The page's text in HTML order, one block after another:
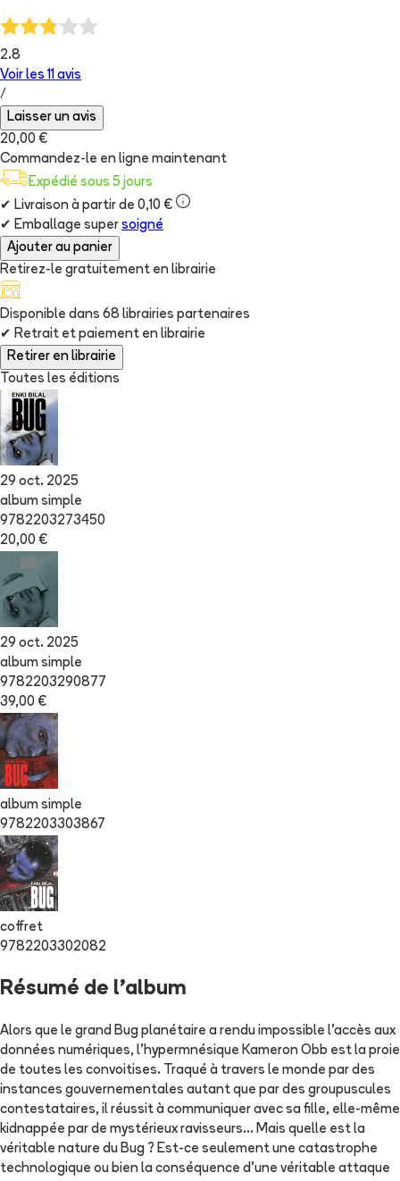
2.8
Voir les 11 avis
/
Laisser un avis
20,00 €
Commandez-le en ligne maintenant
Expédié sous 5 jours
✔ Livraison à partir de 0,10 €
✔ Emballage super soigné
Ajouter au panier
Retirez-le gratuitement en librairie
Disponible dans 68 librairies partenaires
✔ Retrait et paiement en librairie
Retirer en librairie
Toutes les éditions
29 oct. 2025
album simple
9782203273450
20,00 €
29 oct. 2025
album simple
9782203290877
39,00 €
album simple
9782203303867
coffret
9782203302082
Résumé de l'album
Alors que le grand Bug planétaire a rendu impossible l'accès aux
données numériques, l'hypermnésique Kameron Obb est la proie
de toutes les convoitises. Traqué à travers le monde par des
instances gouvernementales autant que par des groupuscules
contestataires, il réussit à communiquer avec sa fille, elle-même
kidnappée par de mystérieux ravisseurs... Mais quelle est la
véritable nature du Bug ? Est-ce seulement une catastrophe
technologique ou bien la conséquence d'une véritable attaque